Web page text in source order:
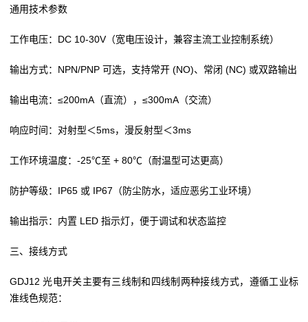
通用技术参数
工作电压：DC 10-30V（宽电压设计，兼容主流工业控制系统）
输出方式：NPN/PNP 可选，支持常开 (NO)、常闭 (NC) 或双路输出
输出电流：≤200mA（直流），≤300mA（交流）
响应时间：对射型＜5ms，漫反射型＜3ms
工作环境温度：-25℃至 + 80℃（耐温型可达更高）
防护等级：IP65 或 IP67（防尘防水，适应恶劣工业环境）
输出指示：内置 LED 指示灯，便于调试和状态监控
三、接线方式
GDJ12 光电开关主要有三线制和四线制两种接线方式，遵循工业标
准线色规范：